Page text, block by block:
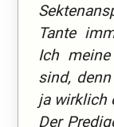
Tante
Ich
sind,
ja wirklich
Der